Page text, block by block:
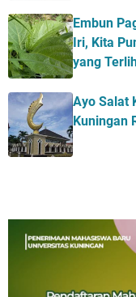
Embun
Iri, Kita
yang
Ayo Salat
Kuningan